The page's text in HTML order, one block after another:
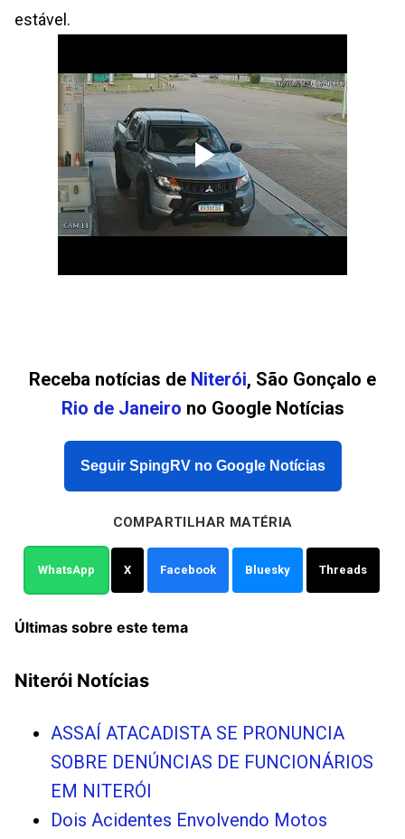
estável.
Receba notícias de Niterói, São Gonçalo e
Rio de Janeiro no Google Notícias
Seguir SpingRV no Google Notícias
COMPARTILHAR MATÉRIA
WhatsApp X Facebook Bluesky Threads
Últimas sobre este tema
Niterói Notícias
ASSAÍ ATACADISTA SE PRONUNCIA
SOBRE DENÚNCIAS DE FUNCIONÁRIOS
EM NITERÓI
Dois Acidentes Envolvendo Motos